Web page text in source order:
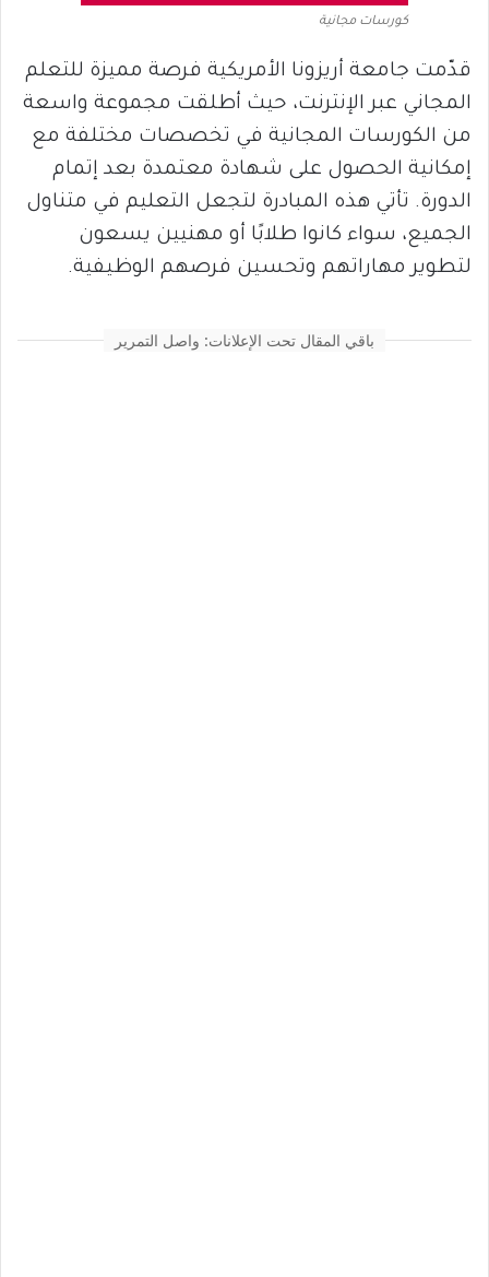
كورسات مجانية
قدّمت جامعة أريزونا الأمريكية فرصة مميزة للتعلم
المجاني عبر الإنترنت، حيث أطلقت مجموعة واسعة
من الكورسات المجانية في تخصصات مختلفة مع
إمكانية الحصول على شهادة معتمدة بعد إتمام
الدورة. تأتي هذه المبادرة لتجعل التعليم في متناول
الجميع، سواء كانوا طلابًا أو مهنيين يسعون
لتطوير مهاراتهم وتحسين فرصهم الوظيفية.
باقي المقال تحت الإعلانات: واصل التمرير